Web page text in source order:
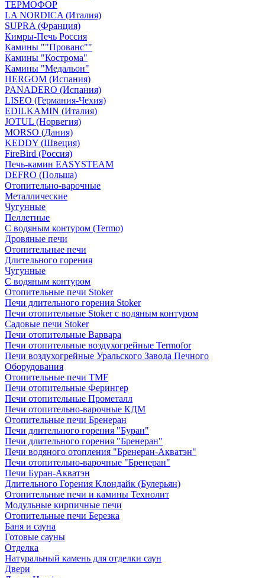
ТЕРМОФОР
LA NORDICA (Италия)
SUPRA (Франция)
Кимры-Печь Россия
Камины ""Прованс""
Камины "Кострома"
Камины "Медальон"
HERGOM (Испания)
PANADERO (Испания)
LISEO (Германия-Чехия)
EDILKAMIN (Италия)
JOTUL (Норвегия)
MORSO (Дания)
KEDDY (Швеция)
FireBird (Россия)
Печь-камин EASYSTEAM
DEFRO (Польша)
Отопительно-варочные
Металлические
Чугунные
Пеллетные
С водяным контуром (Termo)
Дровяные печи
Отопительные печи
Длительного горения
Чугунные
C водяным контуром
Отопительные печи Stoker
Печи длительного горения Stoker
Печи отопительные Stoker с водяным контуром
Садовые печи Stoker
Печи отопительные Варвара
Печи отопительные воздухогрейные Termofor
Печи воздухогрейные Уральского Завода Печного
Оборудования
Отопительные печи TMF
Печи отопительные Ферингер
Печи отопительные Прометалл
Печи отопительно-варочные КДМ
Отопительные печи Бренеран
Печи длительного горения "Буран"
Печи длительного горения "Бренеран"
Печи водяного отопления "Бренеран-Акватэн"
Печи отопительно-варочные "Бренеран"
Печи Буран-Акватэн
Длительного Горения Клондайк (Булерьян)
Отопительные печи и камины Технолит
Модульные кирпичные печи
Отопительные печи Березка
Баня и сауна
Готовые сауны
Отделка
Натуральный камень для отделки саун
Двери